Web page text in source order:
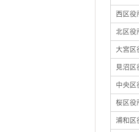
西区役
北区役
大宮区
見沼区
中央区
桜区役
浦和区